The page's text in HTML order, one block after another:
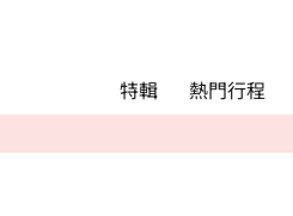
熱門行程
精彩景點&活動
特輯 熱門行程